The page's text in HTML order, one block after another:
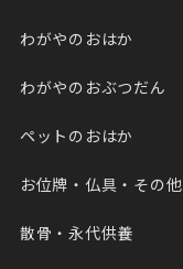
わがやのおはか
わがやのおぶつだん
ペットのおはか
お位牌・仏具・その他
散骨・永代供養